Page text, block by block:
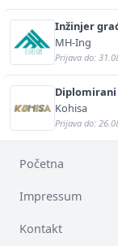
Inžinjer
MH-Ing
Prijava do:
(m/ž)
Kohisa
Prijava do:
Početna
Impressum
Kontakt